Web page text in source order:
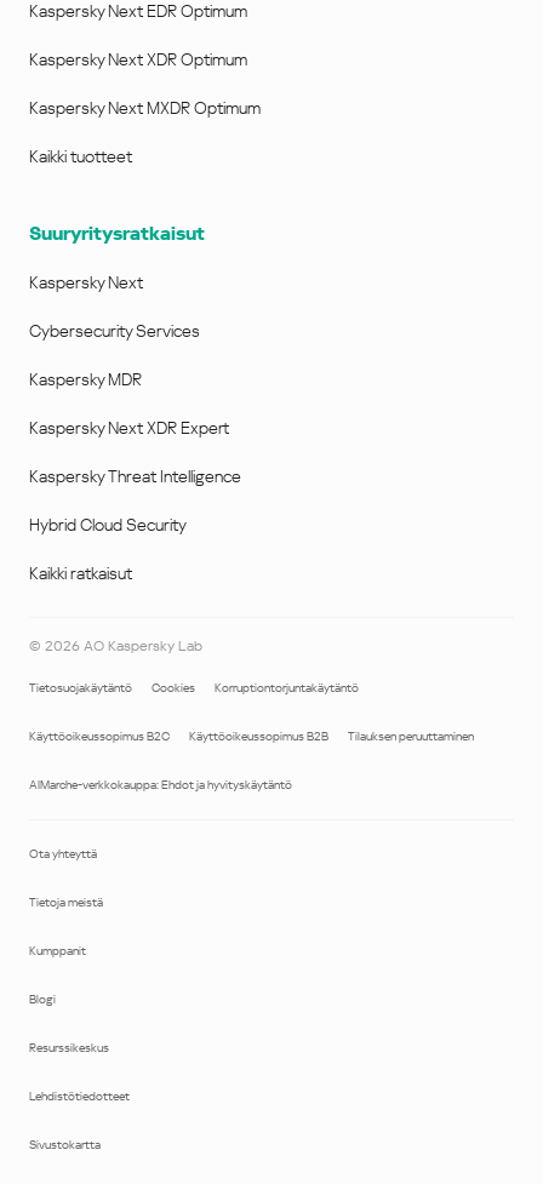
Kaspersky Next EDR Optimum
Kaspersky Next XDR Optimum
Kaspersky Next MXDR Optimum
Kaikki tuotteet
Suuryritysratkaisut
Kaspersky Next
Cybersecurity Services
Kaspersky MDR
Kaspersky Next XDR Expert
Kaspersky Threat Intelligence
Hybrid Cloud Security
Kaikki ratkaisut
© 2026 AO Kaspersky Lab
Tietosuojakäytäntö Cookies Korruptiontorjuntakäytäntö
Käyttöoikeussopimus B2C Käyttöoikeussopimus B2B Tilauksen peruuttaminen
AIMarche-verkkokauppa: Ehdot ja hyvityskäytäntö
Ota yhteyttä
Tietoja meistä
Kumppanit
Blogi
Resurssikeskus
Lehdistötiedotteet
Sivustokartta